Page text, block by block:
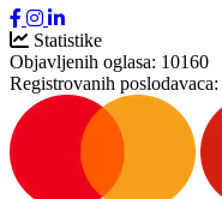
Statistike
Objavljenih oglasa: 10160
Registrovanih poslodavaca: